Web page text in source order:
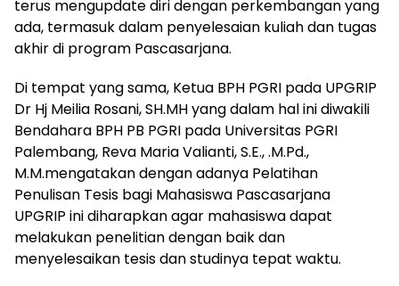
terus mengupdate diri dengan perkembangan yang
ada, termasuk dalam penyelesaian kuliah dan tugas
akhir di program Pascasarjana.
Di tempat yang sama, Ketua BPH PGRI pada UPGRIP
Dr Hj Meilia Rosani, SH.MH yang dalam hal ini diwakili
Bendahara BPH PB PGRI pada Universitas PGRI
Palembang, Reva Maria Valianti, S.E., .M.Pd.,
M.M.mengatakan dengan adanya Pelatihan
Penulisan Tesis bagi Mahasiswa Pascasarjana
UPGRIP ini diharapkan agar mahasiswa dapat
melakukan penelitian dengan baik dan
menyelesaikan tesis dan studinya tepat waktu.